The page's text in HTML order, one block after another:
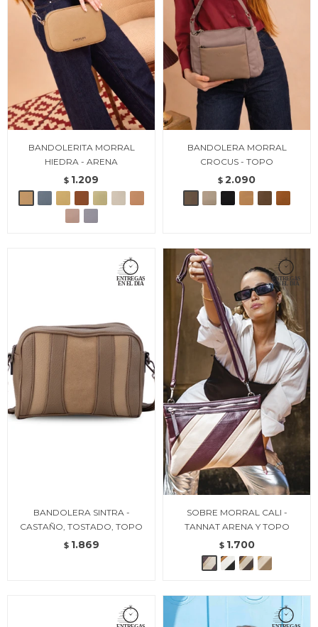
BANDOLERITA MORRAL
HIEDRA - ARENA
$ 1.209
BANDOLERA MORRAL
CROCUS - TOPO
$ 2.090
BANDOLERA SINTRA -
CASTAÑO, TOSTADO, TOPO
$ 1.869
SOBRE MORRAL CALI -
TANNAT ARENA Y TOPO
$ 1.700